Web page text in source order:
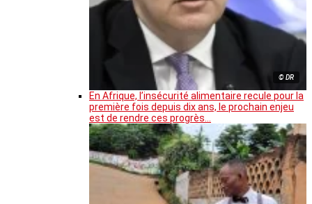
© DR
En Afrique, l’insécurité alimentaire recule pour la
première fois depuis dix ans, le prochain enjeu
est de rendre ces progrès…